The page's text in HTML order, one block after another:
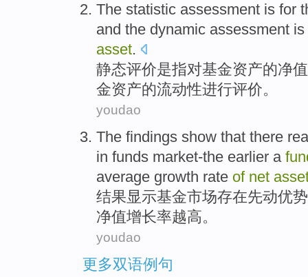
The statistic assessment is for
and the dynamic assessment
asset.
静态评价是指对基金资产的净值
金资产的流动性进行评价。
youdao
The findings show that there
in funds market-the earlier a
average growth rate of net
结果显示基金市场存在先动优势
净值增长率越高。
youdao
更多双语例句